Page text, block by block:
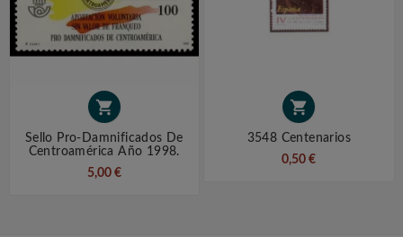

Sello Pro-Damnificados De
Centroamérica Año 1998.
5,00 €

3548 Centenarios
0,50 €